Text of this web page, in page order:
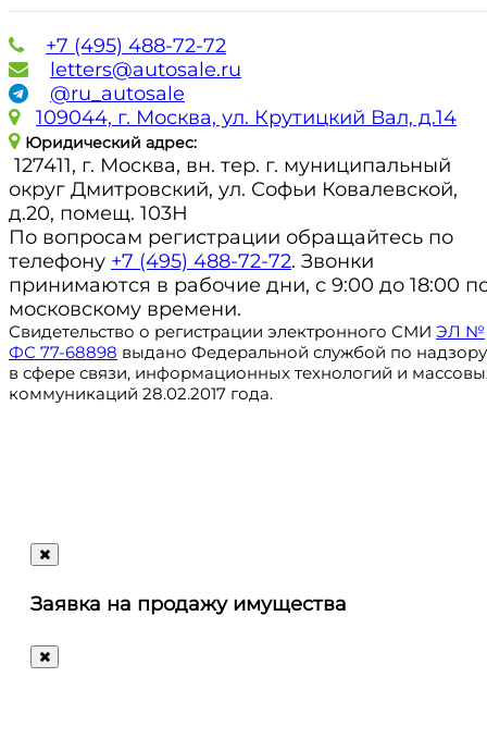
+7 (495) 488-72-72
letters@autosale.ru
@ru_autosale
109044, г. Москва, ул. Крутицкий Вал, д.14
Юридический адрес:
127411, г. Москва, вн. тер. г. муниципальный
округ Дмитровский, ул. Софьи Ковалевской,
д.20, помещ. 103Н
По вопросам регистрации обращайтесь по
телефону +7 (495) 488-72-72. Звонки
принимаются в рабочие дни, с 9:00 до 18:00
московскому времени.
Свидетельство о регистрации электронного СМИ ЭЛ №
ФС 77-68898 выдано Федеральной службой по надзору
в сфере связи, информационных технологий и
коммуникаций 28.02.2017 года.
letters@autosale.ru
Ответим
Заявка на продажу имущества